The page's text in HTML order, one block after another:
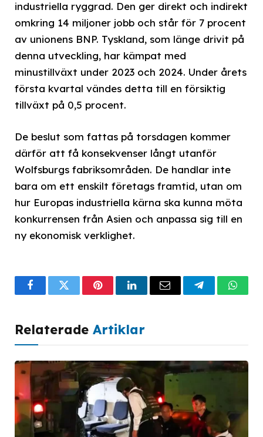
industriella ryggrad. Den ger direkt och indirekt
omkring 14 miljoner jobb och står för 7 procent
av unionens BNP. Tyskland, som länge drivit på
denna utveckling, har kämpat med
minustillväxt under 2023 och 2024. Under årets
första kvartal vändes detta till en försiktig
tillväxt på 0,5 procent.
De beslut som fattas på torsdagen kommer
därför att få konsekvenser långt utanför
Wolfsburgs fabriksområden. De handlar inte
bara om ett enskilt företags framtid, utan om
hur Europas industriella kärna ska kunna möta
konkurrensen från Asien och anpassa sig till en
ny ekonomisk verklighet.
FacebookTwitterPinterestLinkedInEmail Telegram
Relaterade Artiklar